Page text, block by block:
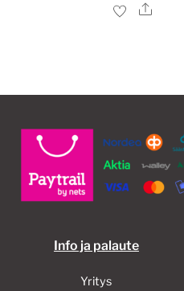
Ale
Info ja palaute
Yritys